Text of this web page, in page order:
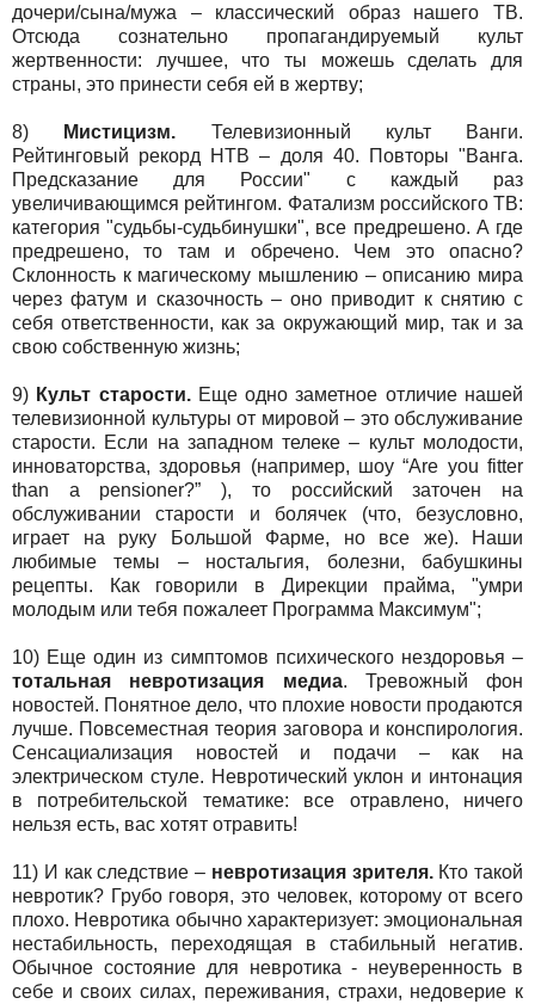
дочери/сына/мужа – классический образ нашего ТВ.
Отсюда сознательно пропагандируемый культ
жертвенности: лучшее, что ты можешь сделать для
страны, это принести себя ей в жертву;
8) Мистицизм. Телевизионный культ Ванги.
Рейтинговый рекорд НТВ – доля 40. Повторы "Ванга.
Предсказание для России" с каждый раз
увеличивающимся рейтингом. Фатализм российского ТВ:
категория "судьбы-судьбинушки", все предрешено. А где
предрешено, то там и обречено. Чем это опасно?
Склонность к магическому мышлению – описанию мира
через фатум и сказочность – оно приводит к снятию с
себя ответственности, как за окружающий мир, так и за
свою собственную жизнь;
9) Культ старости. Еще одно заметное отличие нашей
телевизионной культуры от мировой – это обслуживание
старости. Если на западном телеке – культ молодости,
инноваторства, здоровья (например, шоу “Are you fitter
than a pensioner?” ), то российский заточен на
обслуживании старости и болячек (что, безусловно,
играет на руку Большой Фарме, но все же). Наши
любимые темы – ностальгия, болезни, бабушкины
рецепты. Как говорили в Дирекции прайма, "умри
молодым или тебя пожалеет Программа Максимум";
10) Еще один из симптомов психического нездоровья –
тотальная невротизация медиа. Тревожный фон
новостей. Понятное дело, что плохие новости продаются
лучше. Повсеместная теория заговора и конспирология.
Сенсациализация новостей и подачи – как на
электрическом стуле. Невротический уклон и интонация
в потребительской тематике: все отравлено, ничего
нельзя есть, вас хотят отравить!
11) И как следствие – невротизация зрителя.Кто такой
невротик? Грубо говоря, это человек, которому от всего
плохо. Невротика обычно характеризует: эмоциональная
нестабильность, переходящая в стабильный негатив.
Обычное состояние для невротика - неуверенность в
себе и своих силах, переживания, страхи, недоверие к